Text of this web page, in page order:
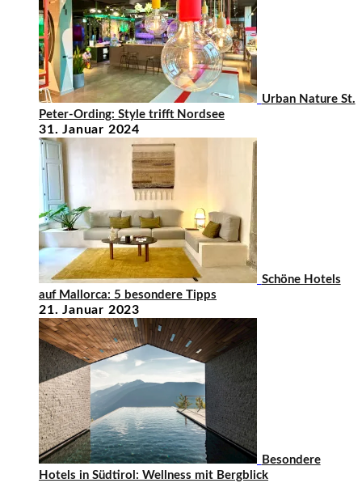
Urban Nature St.
Peter-Ording: Style trifft Nordsee
31. Januar 2024
Schöne Hotels
auf Mallorca: 5 besondere Tipps
21. Januar 2023
Besondere
Hotels in Südtirol: Wellness mit Bergblick